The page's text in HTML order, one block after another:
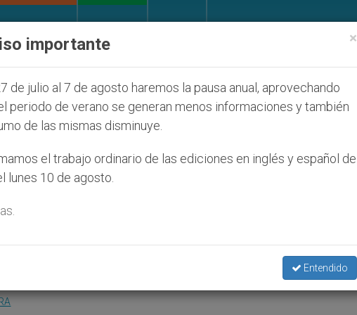
judíos que afecta a cristianos (y no sólo) en Tierra Santa
procesión del Corpus de
×
importante
de julio al 7 de agosto haremos la pausa anual, aprovechando
periodo de verano se generan menos informaciones y también
de las mismas disminuye.
el trabajo ordinario de las ediciones en inglés y español de
lunes 10 de agosto.
Entendido